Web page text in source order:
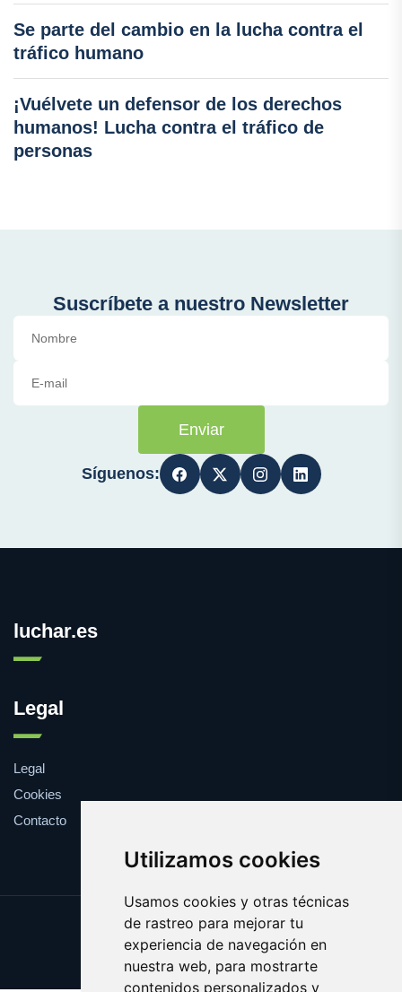
Utilizamos cookies
Usamos cookies y otras técnicas
de rastreo para mejorar tu
experiencia de navegación en
nuestra web, para mostrarte
contenidos personalizados y
Se parte del cambio en la lucha contra el
tráfico humano
¡Vuélvete un defensor de los derechos
humanos! Lucha contra el tráfico de
personas
Suscríbete a nuestro Newsletter
Enviar
Síguenos:
luchar.es
Legal
Legal
Cookies
Contacto
Update cookies preferences
Copyright © 2025 luchar.es